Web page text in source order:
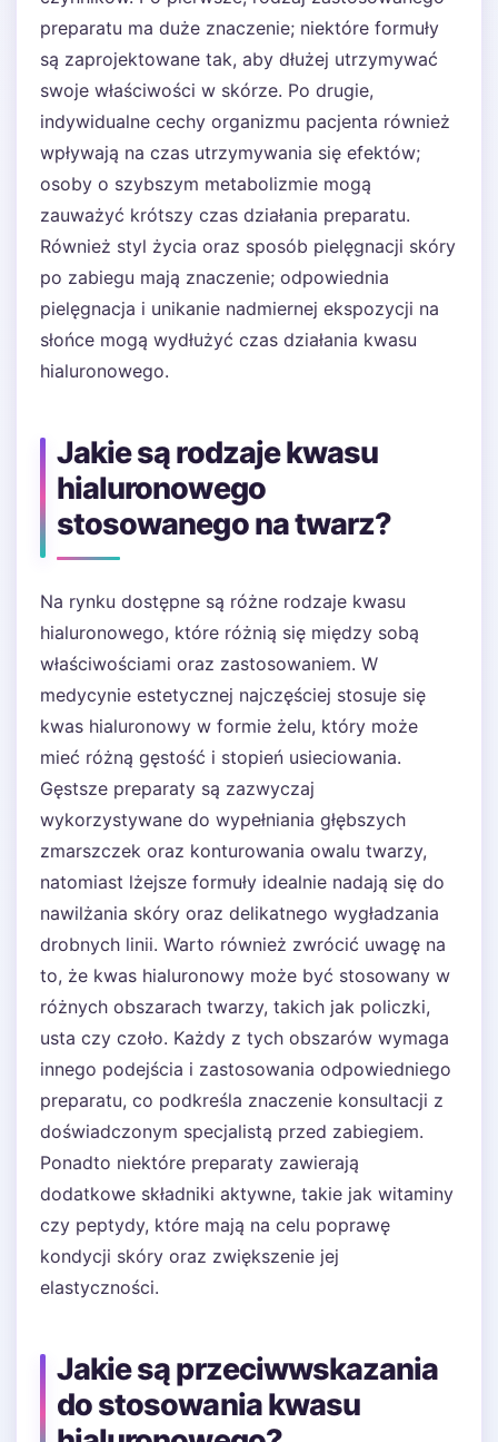
preparatu ma duże znaczenie; niektóre formuły
są zaprojektowane tak, aby dłużej utrzymywać
swoje właściwości w skórze. Po drugie,
indywidualne cechy organizmu pacjenta również
wpływają na czas utrzymywania się efektów;
osoby o szybszym metabolizmie mogą
zauważyć krótszy czas działania preparatu.
Również styl życia oraz sposób pielęgnacji skóry
po zabiegu mają znaczenie; odpowiednia
pielęgnacja i unikanie nadmiernej ekspozycji na
słońce mogą wydłużyć czas działania kwasu
hialuronowego.
Jakie są rodzaje kwasu
hialuronowego
stosowanego na twarz?
Na rynku dostępne są różne rodzaje kwasu
hialuronowego, które różnią się między sobą
właściwościami oraz zastosowaniem. W
medycynie estetycznej najczęściej stosuje się
kwas hialuronowy w formie żelu, który może
mieć różną gęstość i stopień usieciowania.
Gęstsze preparaty są zazwyczaj
wykorzystywane do wypełniania głębszych
zmarszczek oraz konturowania owalu twarzy,
natomiast lżejsze formuły idealnie nadają się do
nawilżania skóry oraz delikatnego wygładzania
drobnych linii. Warto również zwrócić uwagę na
to, że kwas hialuronowy może być stosowany w
różnych obszarach twarzy, takich jak policzki,
usta czy czoło. Każdy z tych obszarów wymaga
innego podejścia i zastosowania odpowiedniego
preparatu, co podkreśla znaczenie konsultacji z
doświadczonym specjalistą przed zabiegiem.
Ponadto niektóre preparaty zawierają
dodatkowe składniki aktywne, takie jak witaminy
czy peptydy, które mają na celu poprawę
kondycji skóry oraz zwiększenie jej
elastyczności.
Jakie są przeciwwskazania
do stosowania kwasu